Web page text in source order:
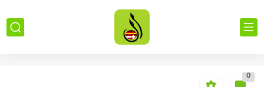
0